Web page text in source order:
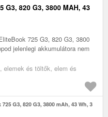
G3, 820 G3, 3800 MAH, 43
725 G3, 820 G3, 3800
jelenlegi akkumulátora nem
elemek és töltők, elem és
G3, 820 G3, 3800 mAh, 43 Wh, 3